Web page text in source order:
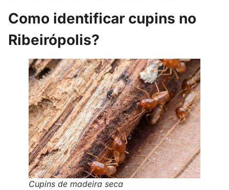
Como identificar cupins no
Ribeirópolis?
Cupins de madeira seca